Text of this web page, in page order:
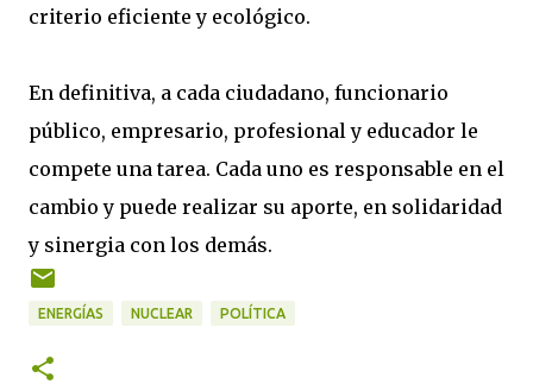
criterio eficiente y ecológico.
En definitiva, a cada ciudadano, funcionario
público, empresario, profesional y educador le
compete una tarea. Cada uno es responsable en el
cambio y puede realizar su aporte, en solidaridad
y sinergia con los demás.
ENERGÍAS NUCLEAR POLÍTICA